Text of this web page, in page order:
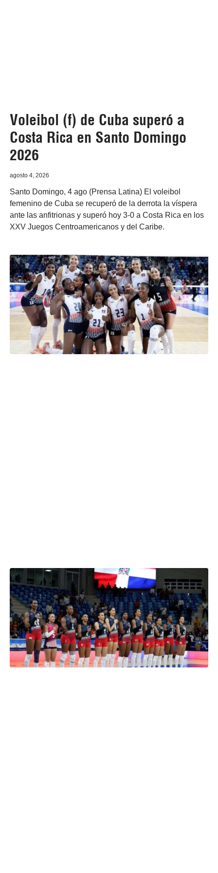
Voleibol (f) de Cuba superó a
Costa Rica en Santo Domingo
2026
agosto 4, 2026
Santo Domingo, 4 ago (Prensa Latina) El voleibol
femenino de Cuba se recuperó de la derrota la víspera
ante las anfitrionas y superó hoy 3-0 a Costa Rica en los
XXV Juegos Centroamericanos y del Caribe.